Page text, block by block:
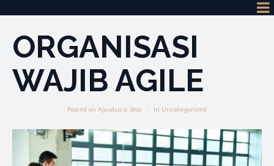
ORGANISASI
WAJIB AGILE
Posted on Agustus 2, 2021 In Uncategorized